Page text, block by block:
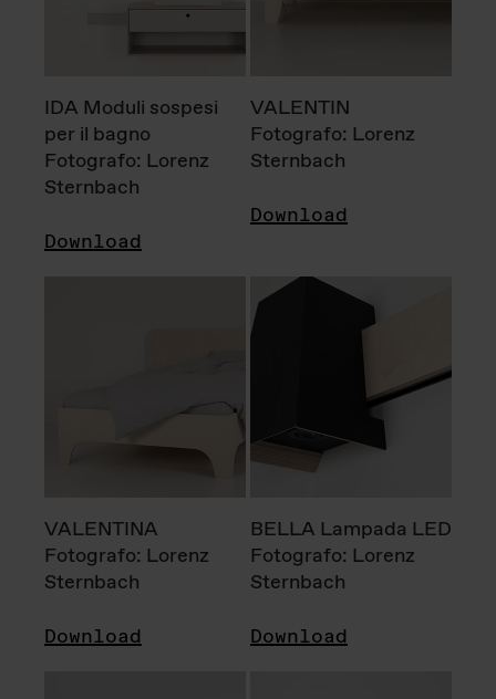
IDA Moduli sospesi
per il bagno
Fotografo: Lorenz
Sternbach
Download
VALENTIN
Fotografo: Lorenz
Sternbach
Download
VALENTINA
Fotografo: Lorenz
Sternbach
Download
BELLA Lampada LED
Fotografo: Lorenz
Sternbach
Download